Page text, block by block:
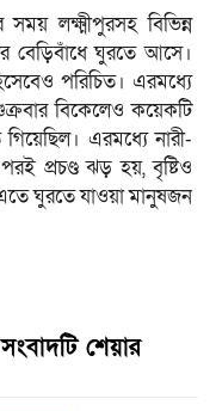
লক্ষ্মীপুরসহ বিভিন্ন
বেড়িবাঁধে ঘুরতে আসে।
পরিচিত। এরমধ্যে
বিকেলেও কয়েকটি
এরমধ্যে নারী-
প্রচণ্ড ঝড় হয়, বৃষ্টিও
ঘুরতে যাওয়া মানুষজন
শেয়ার